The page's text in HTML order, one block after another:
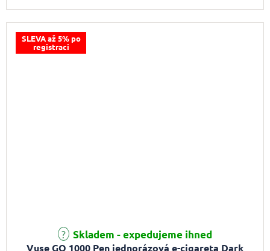
SLEVA až 5% po
registraci
Vuse GO 1000 Pen jednorázová e-cigareta Dark
Průměrné hodnocení produktu je 3,0 z 5 hvězdiček.
Skladem - expedujeme ihned